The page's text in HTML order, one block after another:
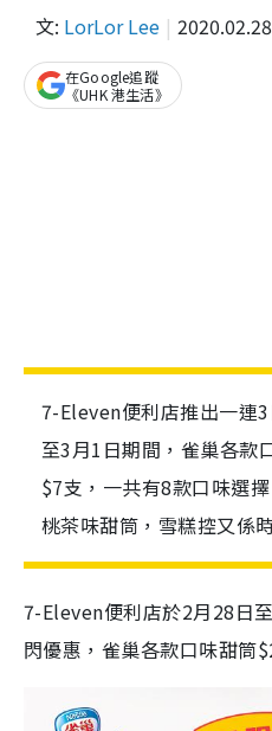
文: LorLor Lee 2020.02.28
在Google追蹤
《UHK 港生活》
7-Eleven便利店推出一連
至3月1日期間，雀巢各款
$7支，一共有8款口味選
桃茶味甜筒，雪糕控又係
7-Eleven便利店於2月28日
閃優惠，雀巢各款口味甜筒